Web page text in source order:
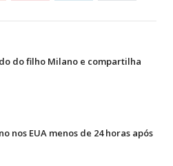
do filho Milano e compartilha
nos EUA menos de 24 horas após